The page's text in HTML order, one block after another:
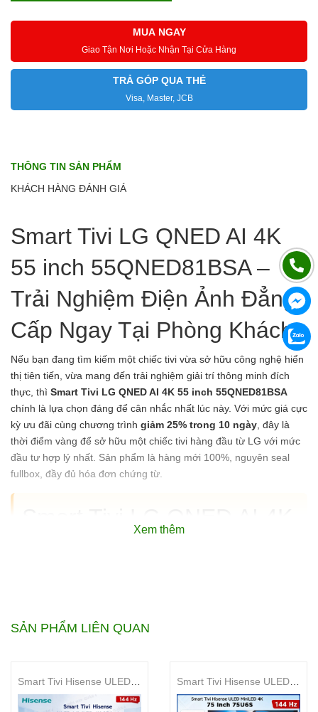
MUA NGAY
Giao Tận Nơi Hoặc Nhận Tại Cửa Hàng
TRẢ GÓP QUA THẺ
Visa, Master, JCB
THÔNG TIN SẢN PHẨM
KHÁCH HÀNG ĐÁNH GIÁ
Smart Tivi LG QNED AI 4K
55 inch 55QNED81BSA –
Trải Nghiệm Điện Ảnh Đẳng
Cấp Ngay Tại Phòng Khách
Nếu bạn đang tìm kiếm một chiếc tivi vừa sở hữu công nghệ hiển
thị tiên tiến, vừa mang đến trải nghiệm giải trí thông minh đích
thực, thì Smart Tivi LG QNED AI 4K 55 inch 55QNED81BSA
chính là lựa chọn đáng để cân nhắc nhất lúc này. Với mức giá cực
kỳ ưu đãi cùng chương trình giảm 25% trong 10 ngày , đây là
thời điểm vàng để sở hữu một chiếc tivi hàng đầu từ LG với mức
đầu tư hợp lý nhất. Sản phẩm là hàng mới 100%, nguyên seal
fullbox, đầy đủ hóa đơn chứng từ.
tivi cao cấp sử dụng công nghệ đèn nền Mini LED kết hợp bộ
vòm Virtual 9.1.2 chuyên nghiệp. Đây là lựa chọn hàng đầu
Xem thêm
SẢN PHẨM LIÊN QUAN